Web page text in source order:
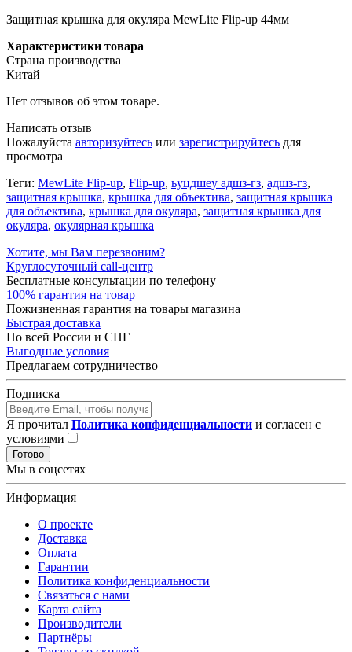
Защитная крышка для окуляра MewLite Flip-up 44мм
Характеристики товара
Страна производства
Китай
Нет отзывов об этом товаре.
Написать отзыв
Пожалуйста авторизуйтесь или зарегистрируйтесь для
просмотра
Теги: MewLite Flip-up, Flip-up, ьуцдшеу адшз-гз, адшз-гз,
защитная крышка, крышка для объектива, защитная крышка
для объектива, крышка для окуляра, защитная крышка для
окуляра, окулярная крышка
Хотите, мы Вам перезвоним?
Круглосуточный call-центр
Бесплатные консультации по телефону
100% гарантия на товар
Пожизненная гарантия на товары магазина
Быстрая доставка
По всей России и СНГ
Выгодные условия
Предлагаем сотрудничество
Подписка
Я прочитал Политика конфиденциальности и согласен с
условиями
Готово
Мы в соцсетях
Информация
О проекте
Доставка
Оплата
Гарантии
Политика конфиденциальности
Связаться с нами
Карта сайта
Производители
Партнёры